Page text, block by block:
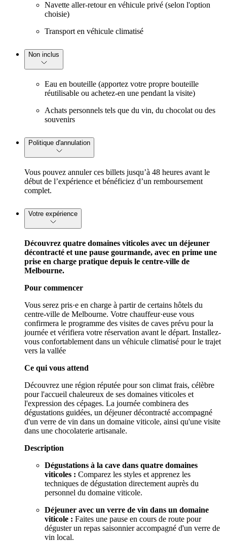
Navette aller-retour en véhicule privé (selon l'option
choisie)
Transport en véhicule climatisé
Non inclus
Eau en bouteille (apportez votre propre bouteille
réutilisable ou achetez-en une pendant la visite)
Achats personnels tels que du vin, du chocolat ou des
souvenirs
Politique d'annulation
Vous pouvez annuler ces billets jusqu’à 48 heures avant le
début de l’expérience et bénéficiez d’un remboursement
complet.
Votre expérience
Découvrez quatre domaines viticoles avec un déjeuner
décontracté et une pause gourmande, avec en prime une
prise en charge pratique depuis le centre-ville de
Melbourne.
Pour commencer
Vous serez pris·e en charge à partir de certains hôtels du
centre-ville de Melbourne. Votre chauffeur·euse vous
confirmera le programme des visites de caves prévu pour la
journée et vérifiera votre réservation avant le départ. Installez-
vous confortablement dans un véhicule climatisé pour le trajet
vers la vallée
Ce qui vous attend
Découvrez une région réputée pour son climat frais, célèbre
pour l'accueil chaleureux de ses domaines viticoles et
l'expression des cépages. La journée combinera des
dégustations guidées, un déjeuner décontracté accompagné
d'un verre de vin dans un domaine viticole, ainsi qu'une visite
dans une chocolaterie artisanale.
Description
Dégustations à la cave dans quatre domaines
viticoles : Comparez les styles et apprenez les
techniques de dégustation directement auprès du
personnel du domaine viticole.
Déjeuner avec un verre de vin dans un domaine
viticole : Faites une pause en cours de route pour
déguster un repas saisonnier accompagné d'un verre de
vin local.